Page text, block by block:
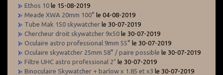
Ethos 10 le 15-08-2019
Meade XWA 20mm 100° le 04-08-2019
Tube Mak 150 skywatcher le 30-07-2019
Chercheur droit skywatcher 9x50 le 30-07-2019
Oculaire astro professional 9mm 55° le 30-07-2019
Oculaire skywatcher 25mm 58° / paire possible le 30-07-2019
Filtre UHC astro professional 2" le 30-07-2019
Binoculaire Skywatcher + barlow x 1.85 et x3 le 30-07-2019